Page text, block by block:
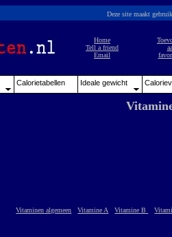
Deze site maakt
Home
Tell a friend
Email
Vitaminen algemeen Vitamine A Vitamine B
Calorietabellen Ideale gewicht